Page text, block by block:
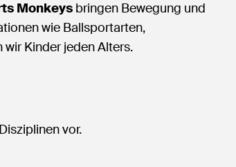
Monkeys bringen Bewegung und
wie Ballsportarten,
Kinder jeden Alters.
vor.